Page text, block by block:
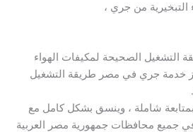
من جري ،
التشغيل الصحيحة لمكيفات الهواء
خدمة جري في مصر طريقة التشغيل
شاملة ، وينسق بشكل كامل مع
في جميع محافظات جمهورية مصر العربية